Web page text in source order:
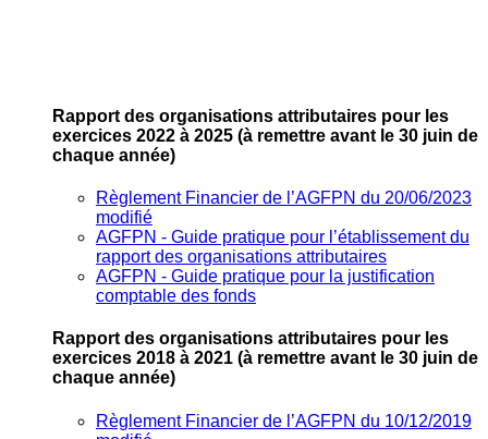
Rapport des organisations attributaires pour les
exercices 2022 à 2025 (à remettre avant le 30 juin de
chaque année)
Règlement Financier de l’AGFPN du 20/06/2023
modifié
AGFPN ‐ Guide pratique pour l’établissement du
rapport des organisations attributaires
AGFPN ‐ Guide pratique pour la justification
comptable des fonds
Rapport des organisations attributaires pour les
exercices 2018 à 2021 (à remettre avant le 30 juin de
chaque année)
Règlement Financier de l’AGFPN du 10/12/2019